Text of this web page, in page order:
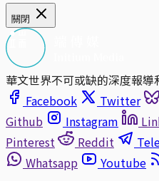
關閉
華文世界不可或缺的深度報導
Facebook
Twitter
Github
Instagram
Pinterest
Reddit
Whatsapp
Youtube